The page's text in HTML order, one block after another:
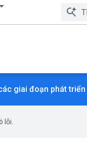
giai đoạn phát
lỗi.